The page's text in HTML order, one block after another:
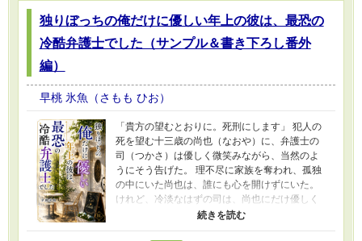
独りぼっちの俺だけに優しい年上の彼は、最恐の
冷酷弁護士でした（サンプル＆書き下ろし番外
編）
早桃 氷魚（さもも ひお）
「貴方の望むとおりに。死刑にします」 犯人の
死を望む十三歳の尚也（なおや）に、弁護士の
司（つかさ）は優しく微笑みながら、当然のよ
うにそう告げた。 理不尽に家族を奪われ、孤独
の中にいた尚也は、誰にも心を開けずにいた。
けれど、冷淡なはずの司は、尚也にだけ優しく
甘い顔を見せる。 司は尚也のために裁判に立